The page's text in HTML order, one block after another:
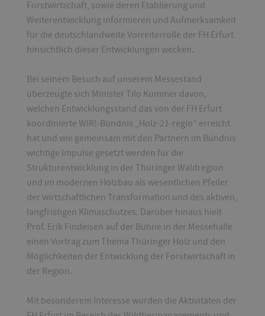
Forstwirtschaft, sowie deren Etablierung und
Weiterentwicklung informieren und Aufmerksamkeit
für die deutschlandweite Vorreiterrolle der FH Erfurt
hinsichtlich dieser Entwicklungen wecken.
Bei seinem Besuch auf unserem Messestand
überzeugte sich Minister Tilo Kummer davon,
welchen Entwicklungsstand das von der FH Erfurt
koordinierte WIR!-Bündnis „Holz-21-regio“ erreicht
hat und wie gemeinsam mit den Partnern im Bündnis
wichtige Impulse gesetzt werden für die
Strukturentwicklung in der Thüringer Waldregion
und im modernen Holzbau als wesentlichen Pfeiler
der wirtschaftlichen Transformation und des aktiven,
langfristigen Klimaschutzes. Darüber hinaus hielt
Prof. Erik Findeisen auf der Bühne in der Messehalle
einen Vortrag zum Thema Thüringer Holz und den
Möglichkeiten der Entwicklung der Forstwirtschaft in
der Region.
Mit besonderem Interesse wurden die Aktivitäten der